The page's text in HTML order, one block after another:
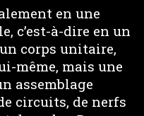
en une
c’est-à-dire en un
corps unitaire,
même, mais une
assemblage
circuits, de nerfs